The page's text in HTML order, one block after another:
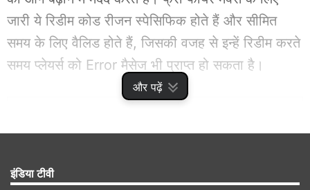
और पढ़ें
जारी ये रिडीम कोड रीजन स्पेसिफिक होते हैं और सीमित
समय के लिए वैलिड होते हैं, जिसकी वजह से इन्हें रिडीम करते
समय प्लेयर्स को Error मैसेज भी प्राप्त हो सकता है।
इंडिया टीवी